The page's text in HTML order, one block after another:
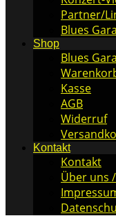
Partner/
Blues
Shop
Blues
Kasse
AGB
Widerruf
Kontakt
Kontakt
Über uns